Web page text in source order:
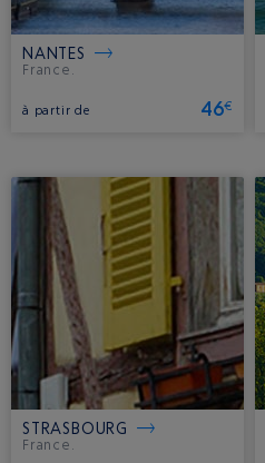
NANTES
France.
à partir de 46€
STRASBOURG
France.